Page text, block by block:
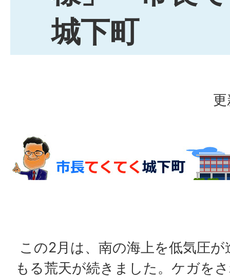
城下町
この2月は、南の海上を低気圧
もる荒天が続きました。ケガを